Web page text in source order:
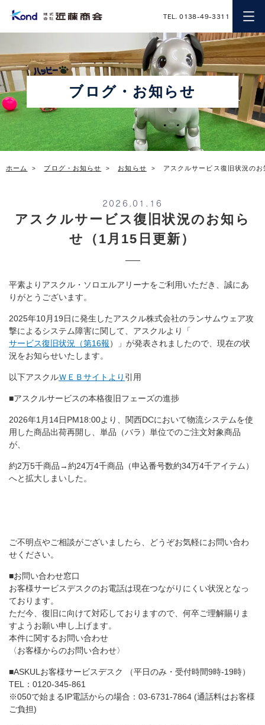
近藤商会
TEL. 0138-49-3311
ブログ・お知らせ
ホーム ブログ・お知らせ お知らせ アスクルサービス復旧状況の
2026.01.16
アスクルサービス復旧状況のお知ら
せ（1月15日更新）
平素よりアスクル・ソロエルアリーナをご利用いただき、誠にあ
りがとうございます。
2025年10月19日に発生したアスクル株式会社のランサムウェア攻
撃によるシステム障害に関して、アスクルより「
サービス復旧状況（第16報）」が発表されましたので、現在の状
況をお知らせいたします。
以下アスクルＷＥＢサイトより 引用
■アスクルサービスの本格復旧フェーズの進捗
2026年1月14日PM18:00より、関西DCにおいて物流システムを使
用した商品出荷再開し、単品（バラ）単位でのご注文対象商品
が、
約2万5千商品→約24万4千商品（申込番号数約34万4千アイテム）
へと拡大しまいした。
ご不明点やご相談がございましたら、どうぞお気軽にお問い合わ
せください。
■お問い合わせ窓口
お客様サービスデスクのお電話は現在つながりにくい状況となっ
ております。
ただ今、復旧に向けて対応しておりますので、何卒ご理解賜りま
すようお願い申し上げます。
本件に関するお問い合わせ
〈お客様からのお問い合わせ〉
■ASKULお客様サービスデスク （平日のみ・受付時間9時-19時）
TEL：0120-345-861
※050で始まるIP電話からの場合：03-6731-7864 (通話料はお客様
ご負担)